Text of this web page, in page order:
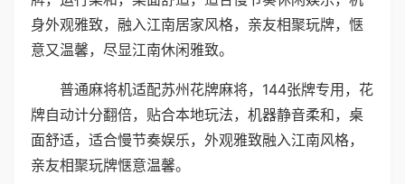
身外观雅致，融入江南居家风格，亲友相聚玩牌，惬
意又温馨，尽显江南休闲雅致。
普通麻将机适配苏州花牌麻将，144张牌专用，花
牌自动计分翻倍，贴合本地玩法，机器静音柔和，桌
面舒适，适合慢节奏娱乐，外观雅致融入江南风格，
亲友相聚玩牌惬意温馨。